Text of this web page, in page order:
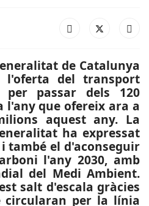
de Catalunya
l'oferta del transport
per passar dels 120
l'any que ofereix ara a
aquest any. La
ha expressat
també el d'aconseguir
l'any 2030, amb
del Medi Ambient.
salt d'escala gràcies
circularan per la línia